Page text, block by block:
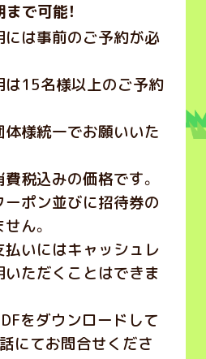
で可能！
には事前のご予約が必
は15名様以上のご予約
様統一でお願いいた
税込みの価格です。
ポン並びに招待券の
ん。
いにはキャッシュレ
ただくことはできま
をダウンロードして
にてお問合せくださ